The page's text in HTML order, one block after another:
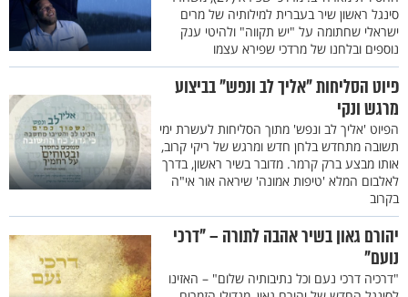
סינגל ראשון שיר בעברית למילותיה של מרים
ישראלי שחתומה על "יש תקווה" ולהיטי ענק
נוספים ובלחנו של מרדכי שפירא עצמו
פיוט הסליחות "אליך לב ונפש" בביצוע
מרגש ונקי
הפיוט 'אליך לב ונפש' מתוך הסליחות לעשרת ימי
תשובה מתחדש בלחן חדש ומרגש של ריקי קרוב,
אותו מבצע ברק קרמר. מדובר בשיר ראשון, בדרך
לאלבום המלא 'טיפות אמונה' שיראה אור אי"ה
בקרוב
יהורם גאון בשיר אהבה לתורה – "דרכי
נועם"
"דרכיה דרכי נעם וכל נתיבותיה שלום" – האזינו